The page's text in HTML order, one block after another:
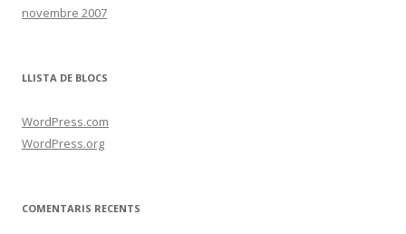
novembre 2007
LLISTA DE BLOCS
WordPress.com
WordPress.org
COMENTARIS RECENTS